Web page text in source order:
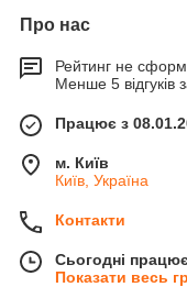
Про нас
Рейтинг не
Менше 5 відгуків
Працює з
м. Київ
Київ, Україна
Контакти
Сьогодні
Показати весь